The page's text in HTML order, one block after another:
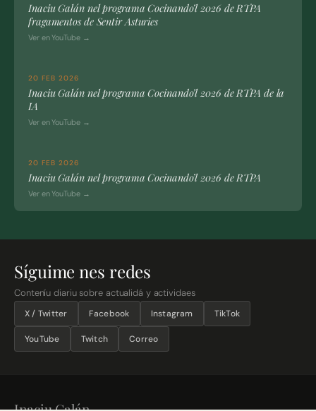
Inaciu Galán nel programa Cocinando’l 2026 de RTPA
fragamentos de Sentir Asturies
Ver en YouTube →
20 FEB 2026
Inaciu Galán nel programa Cocinando’l 2026 de RTPA de la
IA
Ver en YouTube →
20 FEB 2026
Inaciu Galán nel programa Cocinando’l 2026 de RTPA
Ver en YouTube →
Síguime nes redes
Conteníu diariu sobre actualidá y actividaes
X / Twitter Facebook Instagram TikTok
YouTube Twitch Correo